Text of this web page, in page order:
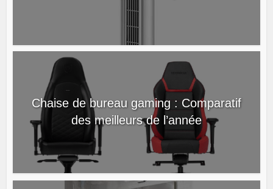
Chaise de bureau gaming : Comparatif
des meilleurs de l’année